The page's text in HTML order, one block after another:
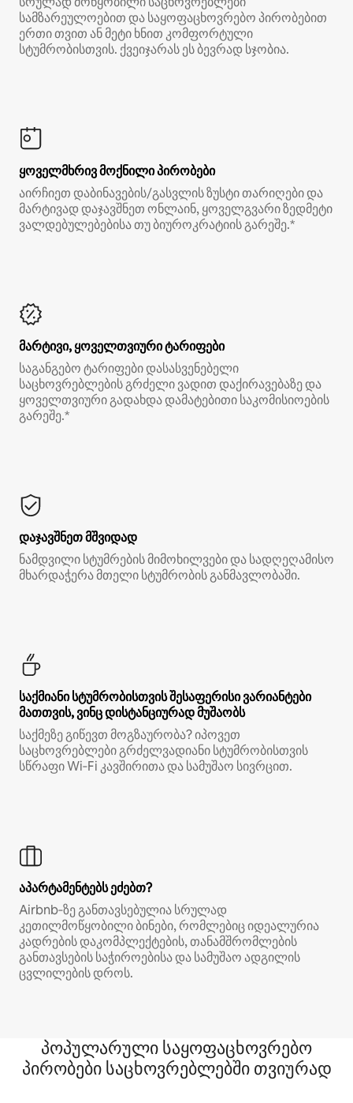
სამზარეულოებით და საყოფაცხოვრებო პირობებით
ერთი თვით ან მეტი ხნით კომფორტული
სტუმრობისთვის. ქვეიჯარას ეს ბევრად სჯობია.
ყოველმხრივ მოქნილი პირობები
აირჩიეთ დაბინავების/გასვლის ზუსტი თარიღები და
მარტივად დაჯავშნეთ ონლაინ, ყოველგვარი ზედმეტი
ვალდებულებებისა თუ ბიუროკრატიის გარეშე.*
მარტივი, ყოველთვიური ტარიფები
საგანგებო ტარიფები დასასვენებელი
საცხოვრებლების გრძელი ვადით დაქირავებაზე და
ყოველთვიური გადახდა დამატებითი საკომისიოების
გარეშე.*
დაჯავშნეთ მშვიდად
ნამდვილი სტუმრების მიმოხილვები და სადღეღამისო
მხარდაჭერა მთელი სტუმრობის განმავლობაში.
საქმიანი სტუმრობისთვის შესაფერისი ვარიანტები
მათთვის, ვინც დისტანციურად მუშაობს
საქმეზე გიწევთ მოგზაურობა? იპოვეთ
საცხოვრებლები გრძელვადიანი სტუმრობისთვის
სწრაფი Wi‑Fi კავშირითა და სამუშაო სივრცით.
აპარტამენტებს ეძებთ?
Airbnb‑ზე განთავსებულია სრულად
კეთილმოწყობილი ბინები, რომლებიც იდეალურია
კადრების დაკომპლექტების, თანამშრომლების
განთავსების საჭიროებისა და სამუშაო ადგილის
ცვლილების დროს.
პოპულარული საყოფაცხოვრებო
პირობები საცხოვრებლებში თვიურად